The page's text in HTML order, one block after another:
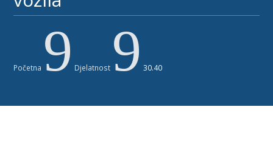
Početna 9 Djelatnost 9 30.40